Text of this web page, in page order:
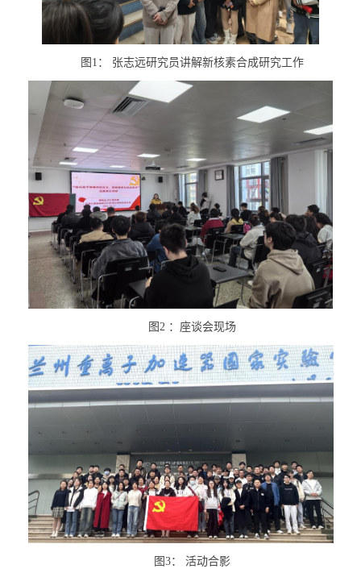
图 1 ： 张志远研究员讲解新核素合成研究工作
图2 ：座谈会现场
图3： 活动合影